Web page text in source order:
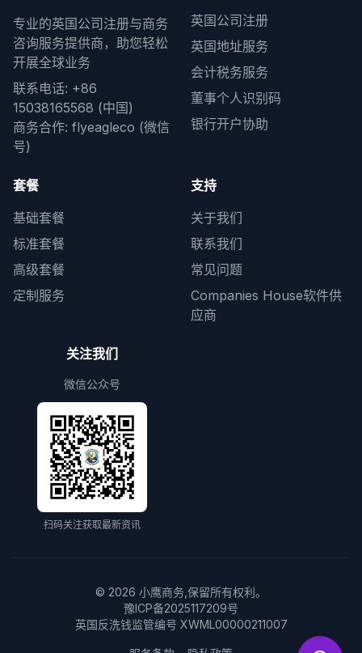
专业的英国公司注册与商务
咨询服务提供商，助您轻松
开展全球业务
联系电话: +86
15038165568 (中国)
商务合作: flyeagleco (微信
号)
英国公司注册
英国地址服务
会计税务服务
董事个人识别码
银行开户协助
套餐
基础套餐
标准套餐
高级套餐
定制服务
支持
关于我们
联系我们
常见问题
Companies House软件供
应商
关注我们
微信公众号
扫码关注获取最新资讯
© 2026 小鹰商务,保留所有权利。
豫ICP备2025117209号
英国反洗钱监管编号 XWML00000211007